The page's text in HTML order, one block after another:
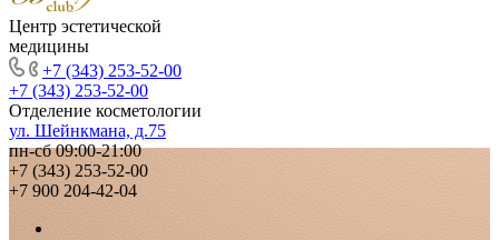
Центр эстетической
медицины
+7 (343) 253-52-00
+7 (343) 253-52-00
Отделение косметологии
ул. Шейнкмана, д.75
пн-сб 09:00-21:00
+7 (343) 253-52-00
+7 900 204-42-04